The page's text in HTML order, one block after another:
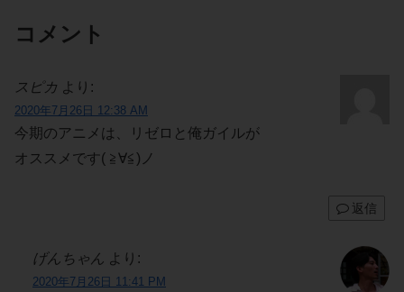
コメント
スピカ より:
2020年7月26日 12:38 AM
今期のアニメは、リゼロと俺ガイルが
オススメです( ≧∀≦)ノ
返信
げんちゃん より:
2020年7月26日 11:41 PM